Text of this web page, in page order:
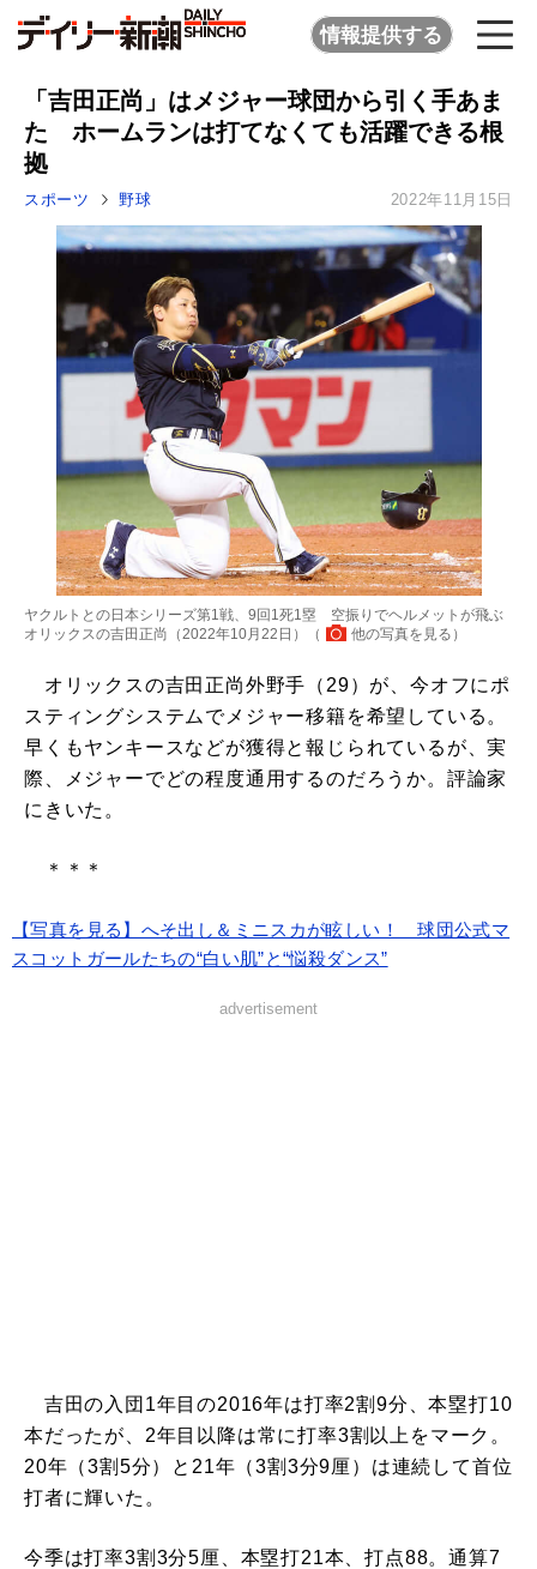
情報提供する
「吉田正尚」はメジャー球団から引く手あま
た ホームランは打てなくても活躍できる根
拠
スポーツ 野球 2022年11月15日
ヤクルトとの日本シリーズ第1戦、9回1死1塁 空振りでヘルメットが飛ぶ
オリックスの吉田正尚（2022年10月22日）（
他の写真を見る ）
オリックスの吉田正尚外野手（29）が、今オフにポ
スティングシステムでメジャー移籍を希望している。
早くもヤンキースなどが獲得と報じられているが、実
際、メジャーでどの程度通用するのだろうか。評論家
にきいた。
＊＊＊
【写真を見る】へそ出し＆ミニスカが眩しい！ 球団公式マ
スコットガールたちの“白い肌”と“悩殺ダンス”
advertisement
吉田の入団1年目の2016年は打率2割9分、本塁打10
本だったが、2年目以降は常に打率3割以上をマーク。
20年（3割5分）と21年（3割3分9厘）は連続して首位
打者に輝いた。
今季は打率3割3分5厘、本塁打21本、打点88。通算7